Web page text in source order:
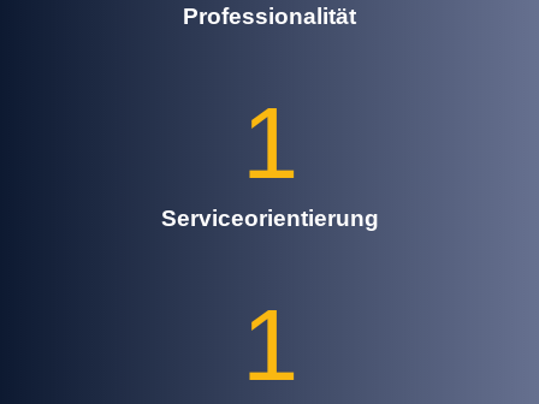
Professionalität
1
Serviceorientierung
1